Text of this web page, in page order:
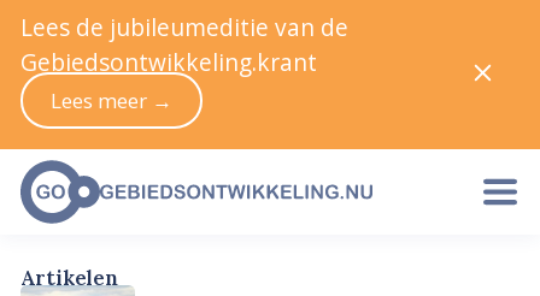
Artikelen
Lees de jubileumeditie van de
Gebiedsontwikkeling.krant
Lees meer →